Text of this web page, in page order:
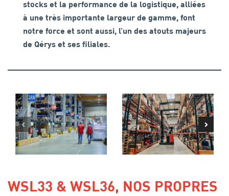
stocks et la performance de la logistique, alliées
à une très importante largeur de gamme, font
notre force et sont aussi, l’un des atouts majeurs
de Qérys et ses filiales.
WSL33 & WSL36, NOS PROPRES